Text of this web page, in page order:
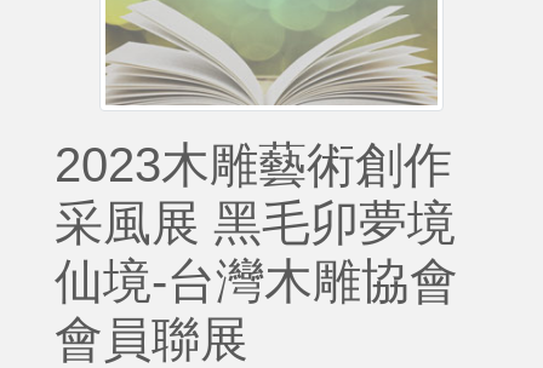
2023木雕藝術創作
采風展 黑毛卯夢境
仙境-台灣木雕協會
會員聯展